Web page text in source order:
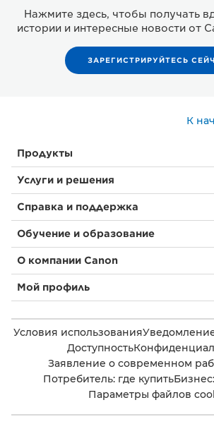
Нажмите здесь, чтобы получать
истории и интересные новости от
ЗАРЕГИСТРИРУЙТЕСЬ
К
Продукты
Услуги и решения
Справка и поддержка
Обучение и образование
О компании Canon
Мой профиль
Условия использования
Доступность
Заявление о современном
Потребитель: где купить
Параметры файлов